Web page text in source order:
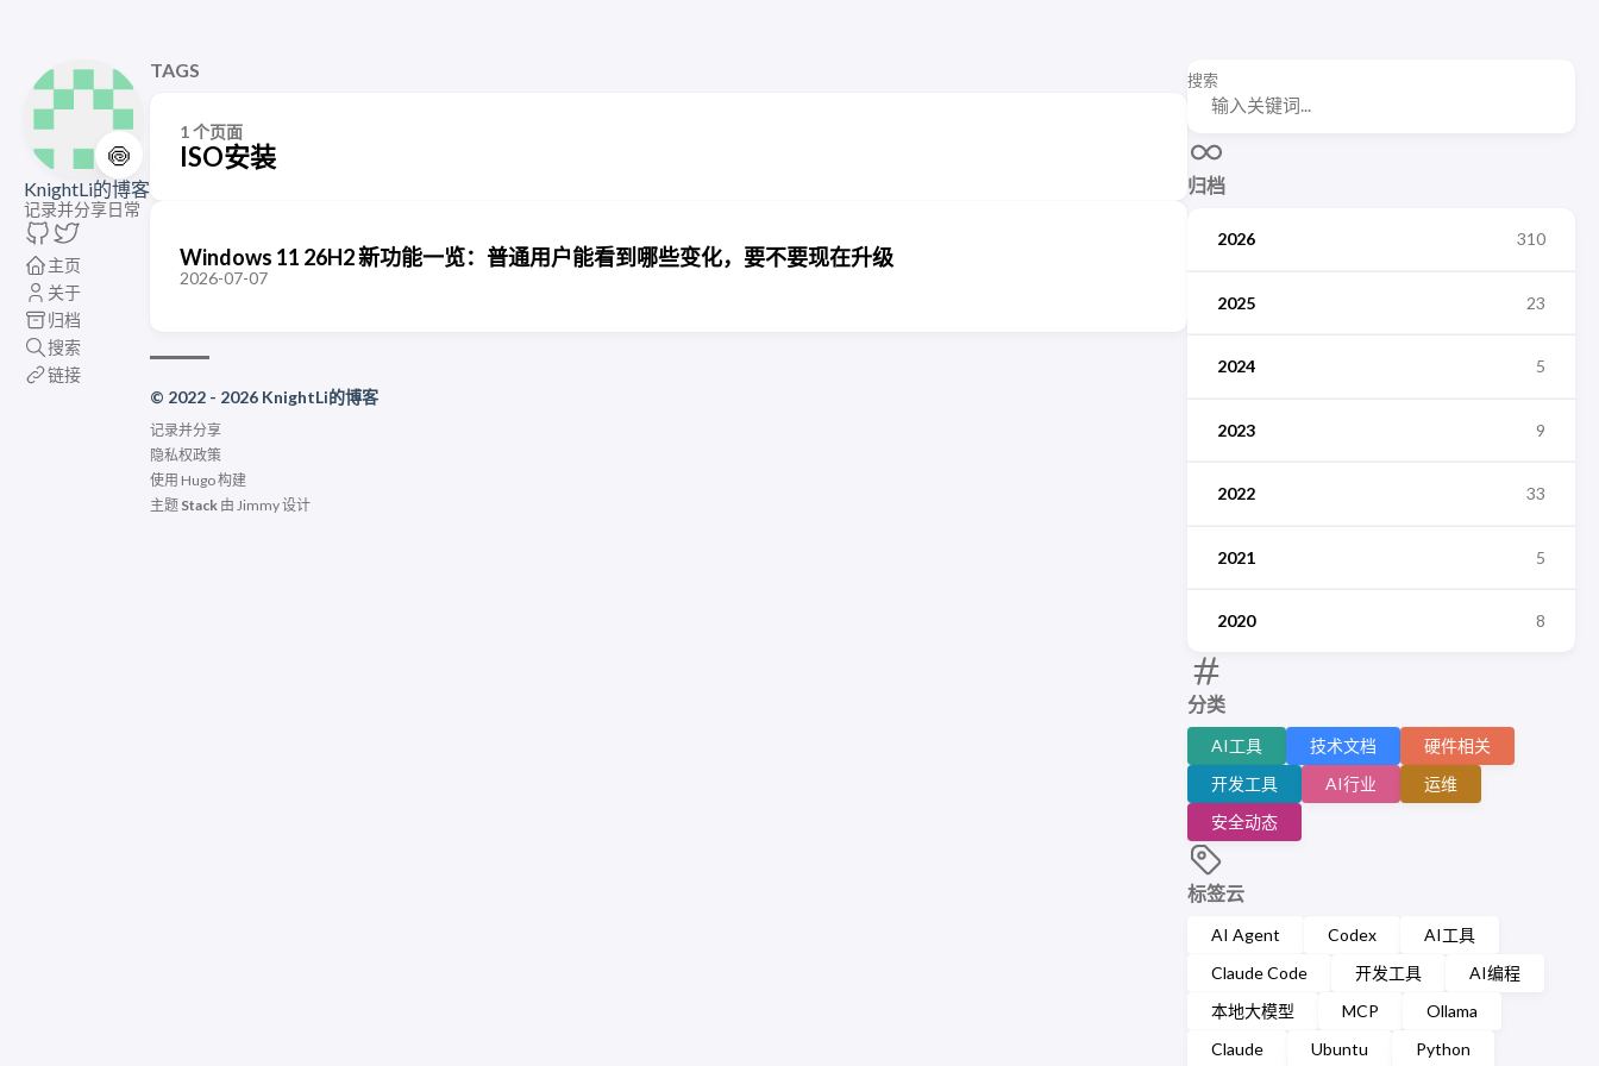
🍥
KnightLi的博客
记录并分享日常
主页
关于
归档
搜索
链接
搜索
归档
2026 310
2025 23
2024 5
2023 9
2022 33
2021 5
2020 8
分类
AI工具 技术文档
硬件相关
开发工具
AI行业
运维
安全动态
标签云
AI Agent Codex
AI工具
Claude Code
开发工具
AI编程
本地大模型
MCP
Ollama
Claude
Ubuntu Python
TAGS
1 个页面
ISO安装
Windows 11 26H2 新功能一览：普通用户能看到哪些变化，要不要现在升级
2026-07-07
© 2022 - 2026 KnightLi的博客
记录并分享
隐私权政策
使用 Hugo构建
主题 Stack 由 Jimmy设计